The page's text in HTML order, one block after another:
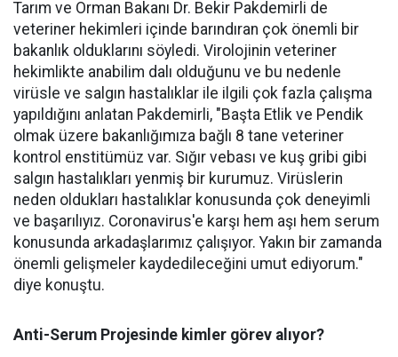
Tarım ve Orman Bakanı Dr. Bekir Pakdemirli de
veteriner hekimleri içinde barındıran çok önemli bir
bakanlık olduklarını söyledi. Virolojinin veteriner
hekimlikte anabilim dalı olduğunu ve bu nedenle
virüsle ve salgın hastalıklar ile ilgili çok fazla çalışma
yapıldığını anlatan Pakdemirli, "Başta Etlik ve Pendik
olmak üzere bakanlığımıza bağlı 8 tane veteriner
kontrol enstitümüz var. Sığır vebası ve kuş gribi gibi
salgın hastalıkları yenmiş bir kurumuz. Virüslerin
neden oldukları hastalıklar konusunda çok deneyimli
ve başarılıyız. Coronavirus'e karşı hem aşı hem serum
konusunda arkadaşlarımız çalışıyor. Yakın bir zamanda
önemli gelişmeler kaydedileceğini umut ediyorum."
diye konuştu.
Anti-Serum Projesinde kimler görev alıyor?